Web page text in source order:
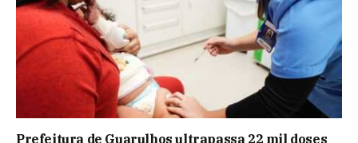
Prefeitura de Guarulhos ultrapassa 22 mil doses